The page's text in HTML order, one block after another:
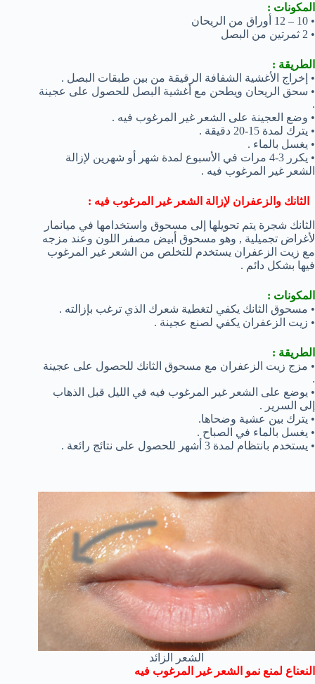
المكونات :
• 10 – 12 أوراق من الريحان
• 2 ثمرتين من البصل
الطريقة :
• إخراج الأغشية الشفافة الرقيقة من بين طبقات البصل .
• سحق الريحان ويطحن مع أغشية البصل للحصول على عجينة
.
• وضع العجينة على الشعر غير المرغوب فيه .
• يترك لمدة 15-20 دقيقة .
• يغسل بالماء .
• يكرر 3-4 مرات في الأسبوع لمدة شهر أو شهرين لإزالة
الشعر غير المرغوب فيه .
الثانك والزعفران لإزالة الشعر غير المرغوب فيه :
الثانك شجرة يتم تحويلها إلى مسحوق واستخدامها في ميانمار
لأغراض تجميلية , وهو مسحوق أبيض مصفر اللون وعند مزجه
مع زيت الزعفران يستخدم للتخلص من الشعر غير المرغوب
فيها بشكل دائم .
المكونات :
• مسحوق الثانك يكفي لتغطية شعرك الذي ترغب بإزالته .
• زيت الزعفران يكفي لصنع عجينة .
الطريقة :
• مزج زيت الزعفران مع مسحوق الثانك للحصول على عجينة
.
• يوضع على الشعر غير المرغوب فيه في الليل قبل الذهاب
إلى السرير .
• يترك بين عشية وضحاها.
• يغسل بالماء في الصباح .
• يستخدم بانتظام لمدة 3 أشهر للحصول على نتائج رائعة .
الشعر الزائد
النعناع لمنع نمو الشعر غير المرغوب فيه